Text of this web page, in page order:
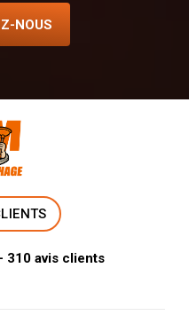
NOUS
310 avis clients